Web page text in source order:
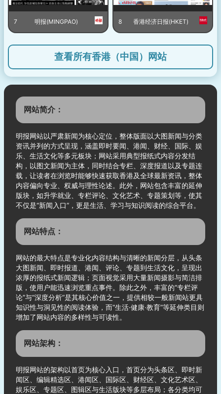
7 明报(MINGPAO) 8 香港经济日报(HKET)
查看所有香港（中国）网站
网站简介：
明报网站以严肃新闻为核心定位，整体版面以大图新闻与分类
资讯并列的方式呈现，涵盖即时要闻、港闻、财经、国际、娱
乐、生活文化等多元板块；网站采用典型报纸式内容分发结
构，以图文新闻为主体，同时结合专栏、深度报道以及专题连
载，让读者在浏览时能够快速获取香港及全球最新资讯，整体
内容偏向专业、权威与理性论述。此外，网站包含丰富的延伸
版块，如升学就业、专栏评论、文化艺术、专题策划等，使其
不仅是“新闻入口”，更是生活、学习与知识阅读的综合平台。
网站特点：
网站的最大特点是专业化内容结构与清晰的新闻分层，从头条
大图新闻、即时报道、港闻、评论、专题到生活文化，呈现出
浓厚的报纸式新闻逻辑；页面视觉采用大量新闻摄影与简洁排
版，使用户能迅速浏览重点事件。除此之外，丰富的“专栏评
论”与“深度分析”是其核心价值之一，提供相较一般新闻站更具
知识性与洞见性的阅读体验，而“生活·健康·教育”等延伸类目则
增加了网站内容的多样性与可读性。
网站架构：
明报网站的架构以首页为核心入口，首页分为头条区、即时新
闻区、编辑精选区、港闻区、国际区、财经区、文化艺术区、
娱乐区、专题区、图辑区与生活版块等多层布局；各分类均可